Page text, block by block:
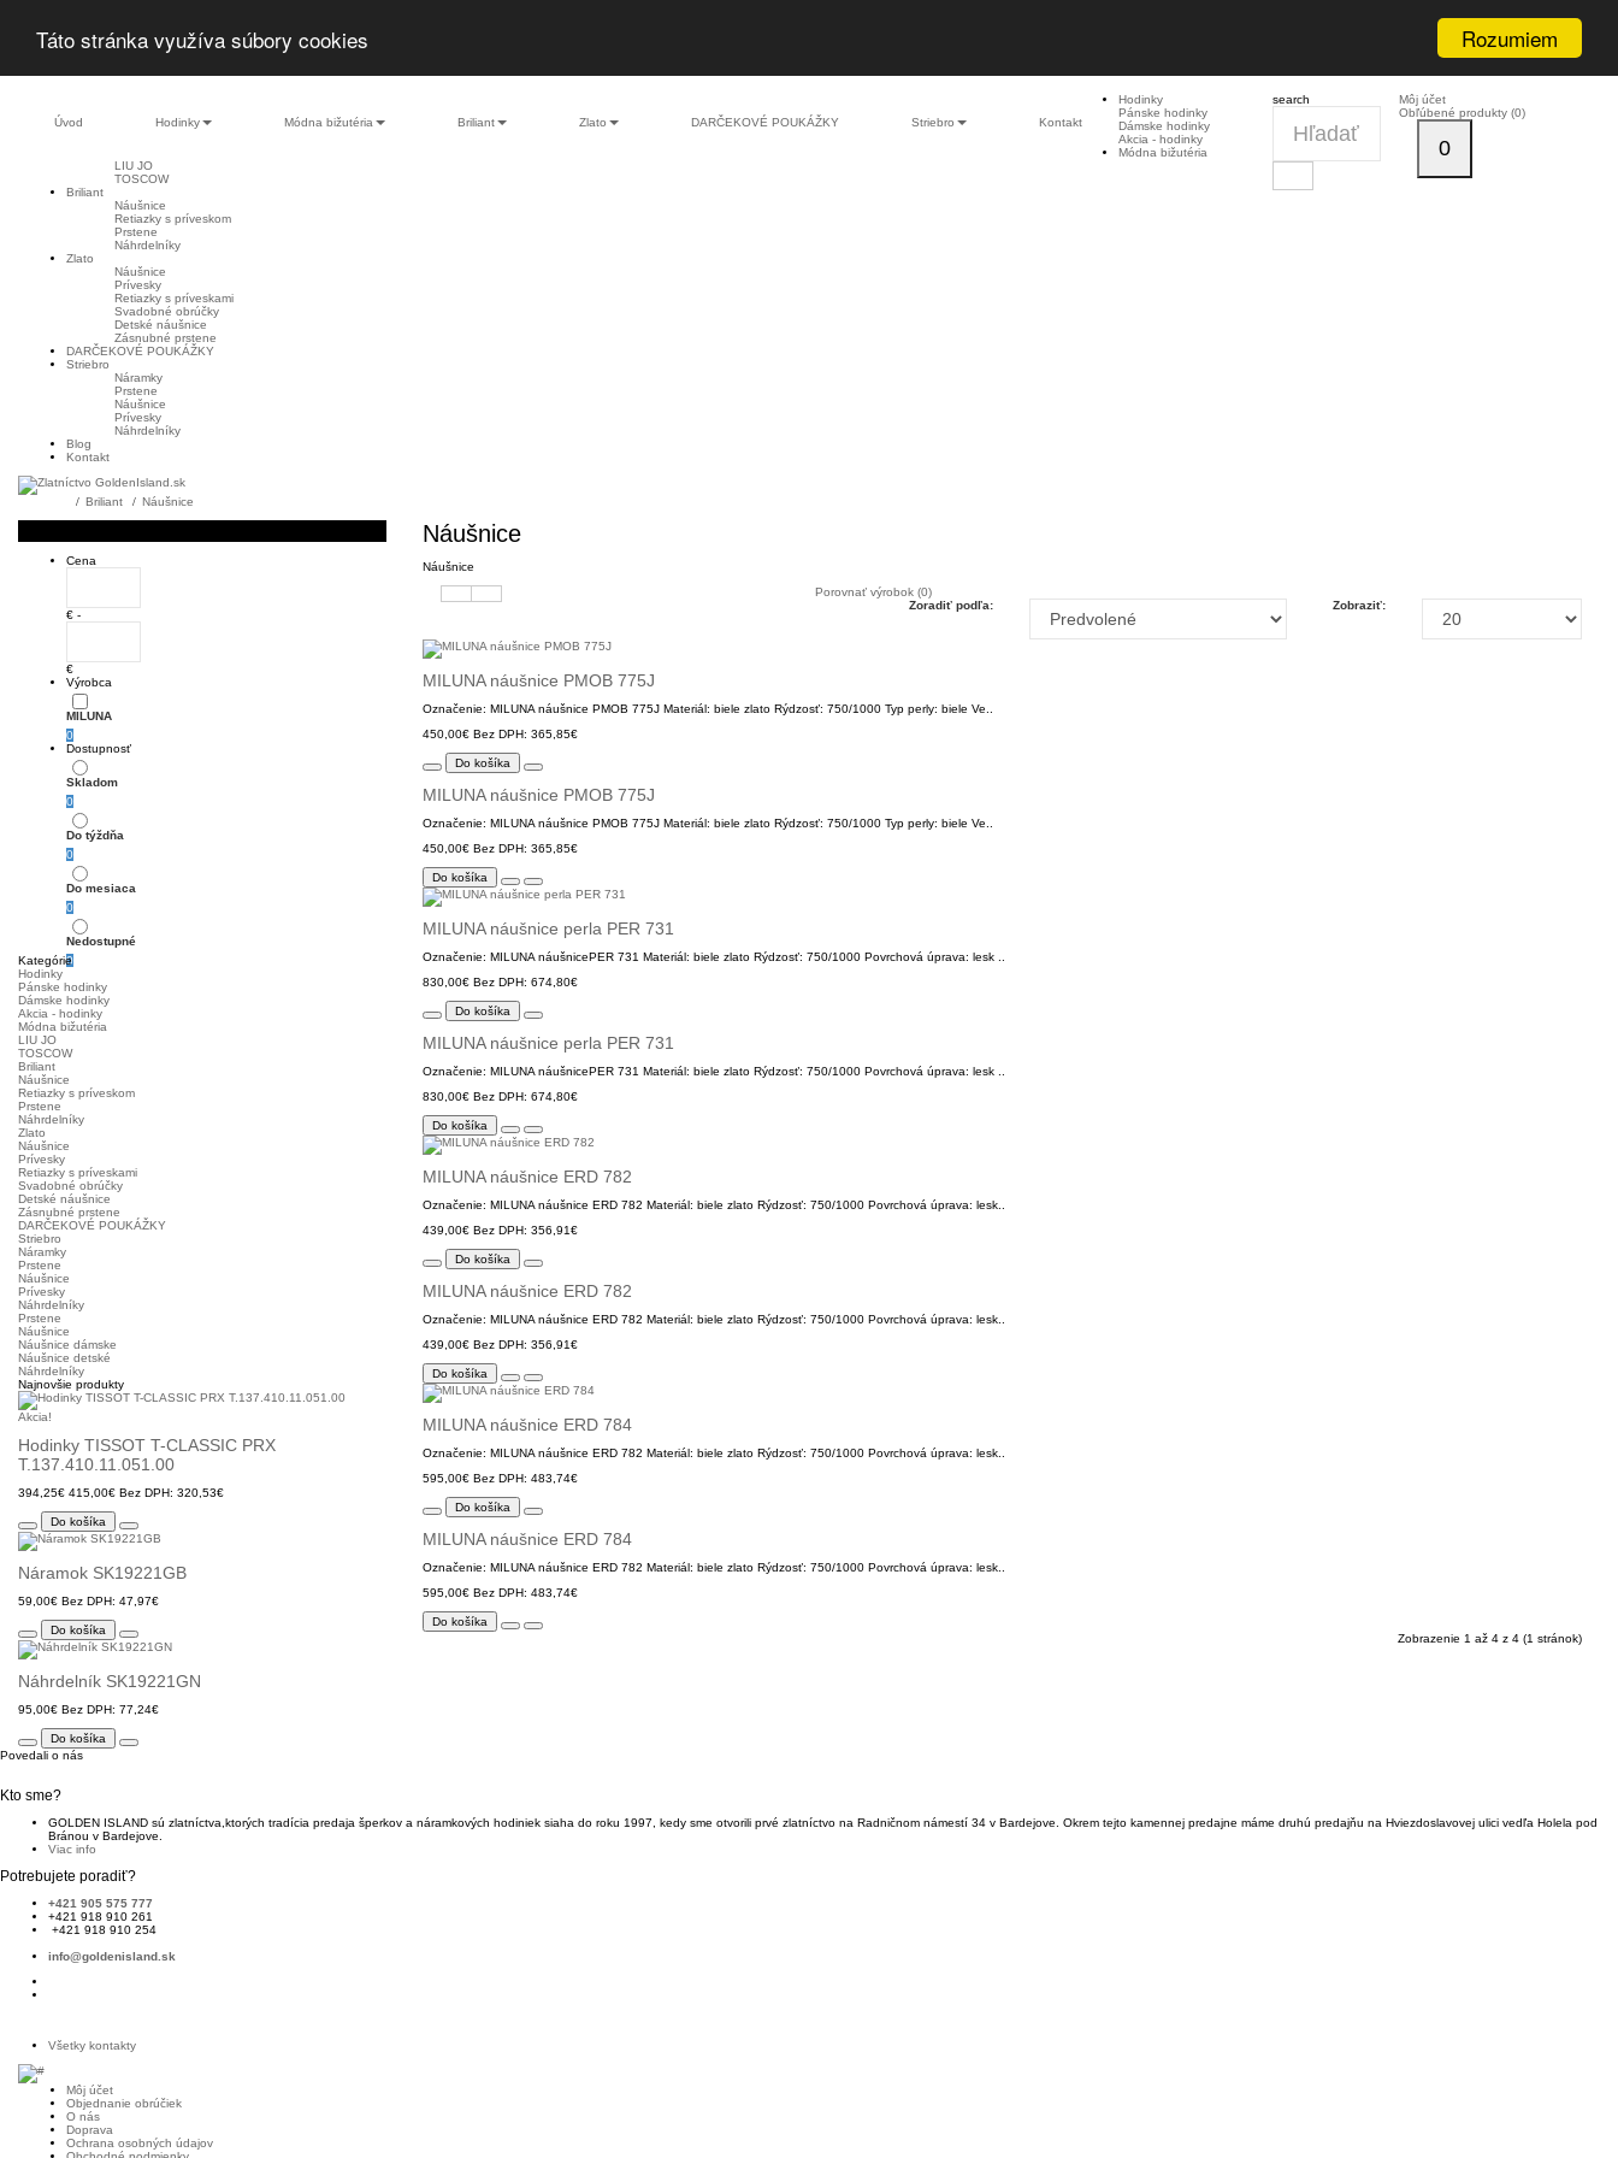
Rozumiem
Táto stránka využíva súbory cookies
search
Môj účet
Obľúbené produkty (0)
0
Úvod Hodinky Módna bižutéria Briliant Zlato DARČEKOVÉ POUKÁŽKY Striebro Kontakt
Hodinky
Pánske hodinky
Dámske hodinky
Akcia - hodinky
Módna bižutéria
LIU JO
TOSCOW
Briliant
Náušnice
Retiazky s príveskom
Prstene
Náhrdelníky
Zlato
Náušnice
Prívesky
Retiazky s príveskami
Svadobné obrúčky
Detské náušnice
Zásnubné prstene
DARČEKOVÉ POUKÁŽKY
Striebro
Náramky
Prstene
Náušnice
Prívesky
Náhrdelníky
Blog
Kontakt
Briliant Náušnice
Cena
€ -
€
Výrobca
MILUNA
0
Dostupnosť
Skladom
0
Do týždňa
0
Do mesiaca
0
Nedostupné
0
Kategórie
Hodinky
Pánske hodinky
Dámske hodinky
Akcia - hodinky
Módna bižutéria
LIU JO
TOSCOW
Briliant
Náušnice
Retiazky s príveskom
Prstene
Náhrdelníky
Zlato
Náušnice
Prívesky
Retiazky s príveskami
Svadobné obrúčky
Detské náušnice
Zásnubné prstene
DARČEKOVÉ POUKÁŽKY
Striebro
Náramky
Prstene
Náušnice
Prívesky
Náhrdelníky
Prstene
Náušnice
Náušnice dámske
Náušnice detské
Náhrdelníky
Najnovšie produkty
Akcia!
Hodinky TISSOT T-CLASSIC PRX
T.137.410.11.051.00
394,25€ 415,00€ Bez DPH: 320,53€
Do košíka
Náramok SK19221GB
59,00€ Bez DPH: 47,97€
Do košíka
Náhrdelník SK19221GN
95,00€ Bez DPH: 77,24€
Do košíka
Náušnice
Náušnice
Porovnať výrobok (0)
Zoradiť podľa:
Zobraziť:
MILUNA náušnice PMOB 775J
Označenie: MILUNA náušnice PMOB 775J Materiál: biele zlato Rýdzosť: 750/1000 Typ perly: biele Ve..
450,00€ Bez DPH: 365,85€
Do košíka
MILUNA náušnice PMOB 775J
Označenie: MILUNA náušnice PMOB 775J Materiál: biele zlato Rýdzosť: 750/1000 Typ perly: biele Ve..
450,00€ Bez DPH: 365,85€
Do košíka
MILUNA náušnice perla PER 731
Označenie: MILUNA náušnicePER 731 Materiál: biele zlato Rýdzosť: 750/1000 Povrchová úprava: lesk ..
830,00€ Bez DPH: 674,80€
Do košíka
MILUNA náušnice perla PER 731
Označenie: MILUNA náušnicePER 731 Materiál: biele zlato Rýdzosť: 750/1000 Povrchová úprava: lesk ..
830,00€ Bez DPH: 674,80€
Do košíka
MILUNA náušnice ERD 782
Označenie: MILUNA náušnice ERD 782 Materiál: biele zlato Rýdzosť: 750/1000 Povrchová úprava: lesk..
439,00€ Bez DPH: 356,91€
Do košíka
MILUNA náušnice ERD 782
Označenie: MILUNA náušnice ERD 782 Materiál: biele zlato Rýdzosť: 750/1000 Povrchová úprava: lesk..
439,00€ Bez DPH: 356,91€
Do košíka
MILUNA náušnice ERD 784
Označenie: MILUNA náušnice ERD 782 Materiál: biele zlato Rýdzosť: 750/1000 Povrchová úprava: lesk..
595,00€ Bez DPH: 483,74€
Do košíka
MILUNA náušnice ERD 784
Označenie: MILUNA náušnice ERD 782 Materiál: biele zlato Rýdzosť: 750/1000 Povrchová úprava: lesk..
595,00€ Bez DPH: 483,74€
Do košíka
Zobrazenie 1 až 4 z 4 (1 stránok)
Povedali o nás
Kto sme?
GOLDEN ISLAND sú zlatníctva,ktorých tradícia predaja šperkov a náramkových hodiniek siaha do roku 1997, kedy sme otvorili prvé zlatníctvo na Radničnom námestí 34 v Bardejove. Okrem tejto kamennej predajne máme druhú predajňu na Hviezdoslavovej ulici vedľa Holela pod
Bránou v Bardejove.
Viac info
Potrebujete poradiť?
+421 905 575 777
+421 918 910 261
+421 918 910 254
info@goldenisland.sk
Všetky kontakty
Môj účet
Objednanie obrúčiek
O nás
Doprava
Ochrana osobných údajov